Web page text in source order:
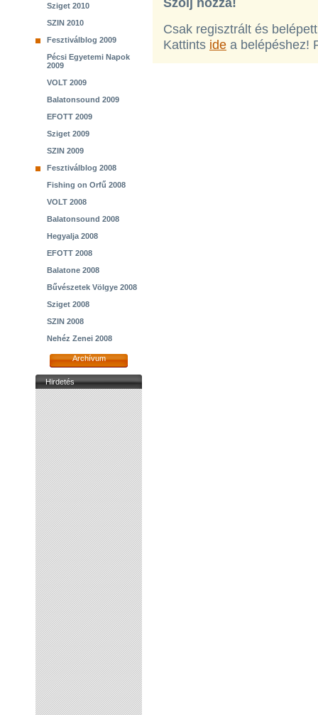
Sziget 2010
SZIN 2010
Fesztiválblog 2009
Pécsi Egyetemi Napok
2009
VOLT 2009
Balatonsound 2009
EFOTT 2009
Sziget 2009
SZIN 2009
Fesztiválblog 2008
Fishing on Orfű 2008
VOLT 2008
Balatonsound 2008
Hegyalja 2008
EFOTT 2008
Balatone 2008
Bűvészetek Völgye 2008
Sziget 2008
SZIN 2008
Nehéz Zenei 2008
Archívum
Hirdetés
Szólj hozzá!
Csak regisztrált és
Kattints ide a belépéshez!